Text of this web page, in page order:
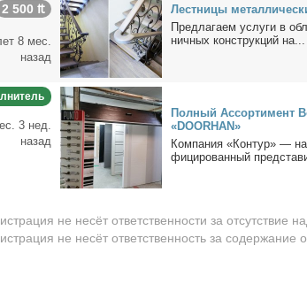
2 500 ₶
8 мес.
назад
Лест­ни­цы
Пред­ла­га­ем услу­ги в
нич­ных кон­струк­ций на...
3 нед.
назад
Пол­ный Ас­сор­ти­мент
«DOORHAN»
Ком­па­ния «Кон­тур» —
фи­ци­ро­ван­ный
не несёт ответственности за отсутствие
не несёт ответственность за